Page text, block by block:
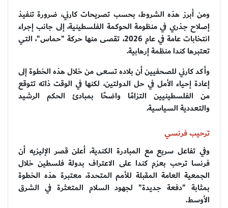
ومن أبرز هذه الشروط، بحسب تصريحات كارني، ضرورة تنفيذ
إصلاح جذري في منظومة الحوكمة الفلسطينية، إلى جانب إجراء
انتخابات عامة في عام 2026، تقصى منها حركة "حماس"، التي
تعتبرها كندا منظمة إرهابية.
وأكد كارني للصحفيين أن بلاده تسعى من خلال هذه الخطوة إلى
إعادة إحياء الأمل في حل الدولتين، لكنها في الوقت ذاته تتوقع
من الفلسطينيين التزامًا واضحًا بمبادئ الحكم الرشيد
والتعددية السياسية.
ترحيب فرنسي
وفي تفاعل سريع مع المبادرة الكندية، أعلن قصر الإليزيه أن
فرنسا ترحب بعزم كندا على الاعتراف بدولة فلسطين خلال
الجمعية العامة المقبلة للأمم المتحدة، معتبرة هذه الخطوة
بمثابة "دفعة جديدة" لجهود السلام المتعثرة في الشرق
الأوسط.